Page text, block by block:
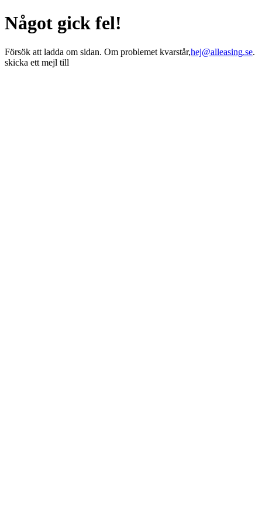
Något gick fel!
Försök att ladda om sidan. Om problemet kvarstår,hej@alleasing.se.
skicka ett mejl till